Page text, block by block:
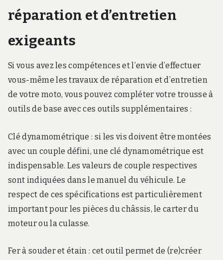
réparation et d’entretien
exigeants
Si vous avez les compétences et l’envie d’effectuer
vous-même les travaux de réparation et d’entretien
de votre moto, vous pouvez compléter votre trousse à
outils de base avec ces outils supplémentaires :
Clé dynamométrique : si les vis doivent être montées
avec un couple défini, une clé dynamométrique est
indispensable. Les valeurs de couple respectives
sont indiquées dans le manuel du véhicule. Le
respect de ces spécifications est particulièrement
important pour les pièces du châssis, le carter du
moteur ou la culasse.
Fer à souder et étain : cet outil permet de (re)créer